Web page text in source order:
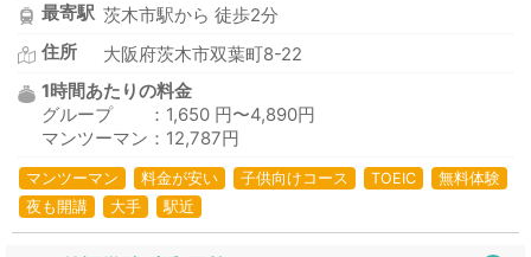
最寄駅 茨木市駅から 徒歩2分
住所
大阪府茨木市双葉町8-22
1時間あたりの料金
グループ ：1,650 円〜4,890円
マンツーマン：12,787円
マンツーマン 料金が安い 子供向けコース TOEIC
無料体験
夜も開講
大手 駅近